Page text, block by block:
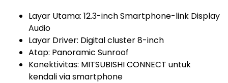
Layar Utama: 12.3-inch Smartphone-link Display
Audio
Layar Driver: Digital cluster 8-inch
Atap: Panoramic Sunroof
Konektivitas: MITSUBISHI CONNECT untuk
kendali via smartphone